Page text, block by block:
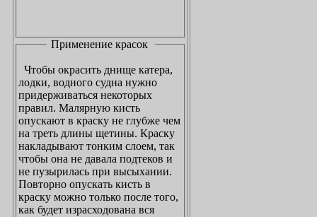
Применение красок
лодки, водного судна нужно
придерживаться некоторых
правил. Малярную кисть
опускают в краску не глубже чем
на треть длины щетины. Краску
накладывают тонким слоем, так
чтобы она не давала подтеков и
не пузырилась при высыхании.
Повторно опускать кисть в
краску можно только после того,
как будет израсходована вся